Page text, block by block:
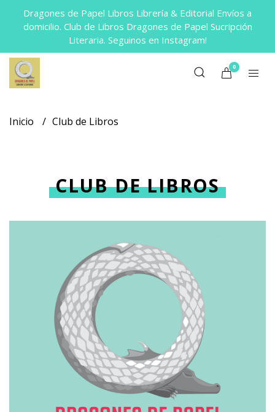
Dragones de Papel Libros Librería & Editorial Envíos a
domicilio. Club de Libros Dragones de Papel Sucripción
Literaria. Seguinos en Instagram!
0
Inicio Club de Libros
CLUB DE LIBROS